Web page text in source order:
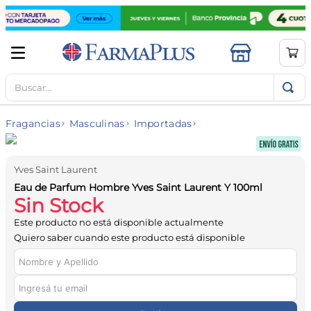
Buscar...
Fragancias Masculinas Importadas
Yves Saint Laurent
Eau de Parfum Hombre Yves Saint Laurent Y 100ml
Sin Stock
Este producto no está disponible actualmente
Quiero saber cuando este producto está disponible
TÉRMINOS MÁS BUSCADOS
1.
mela b3
2.
cerave limpieza
5.
shampoo
6.
proteina
7.
ibuprofeno
8.
contorno ojos
9.
magnesio